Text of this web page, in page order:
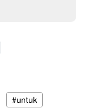
#untuk